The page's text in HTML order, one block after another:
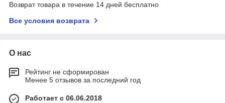
Возврат товара в течение 14 дней бесплатно
Все условия возврата
О нас
Рейтинг не сформирован
Менее 5 отзывов за последний год
Работает с 06.06.2018